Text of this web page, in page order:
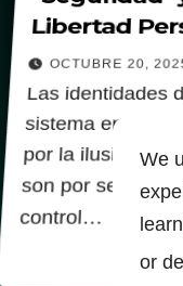
We
or
Libertad
OCTUBRE 20,
Las identidades
sistema en el
por la ilusión de
son por
control…